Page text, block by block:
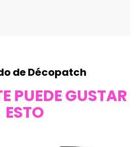
de Décopatch
PUEDE GUSTAR
ESTO